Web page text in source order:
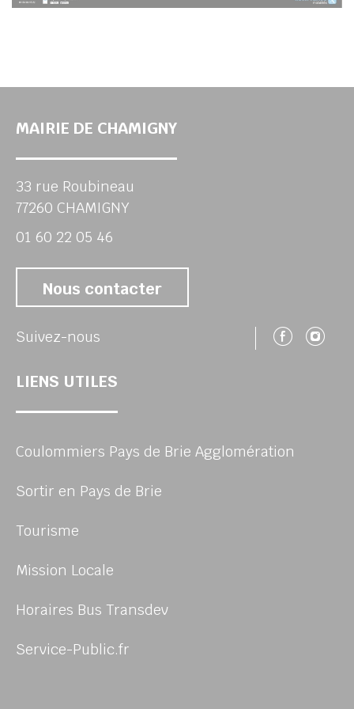
MAIRIE DE CHAMIGNY
33 rue Roubineau
77260 CHAMIGNY
01 60 22 05 46
Nous contacter
Suivez-nous
LIENS UTILES
Coulommiers Pays de Brie Agglomération
Sortir en Pays de Brie
Tourisme
Mission Locale
Horaires Bus Transdev
Service-Public.fr